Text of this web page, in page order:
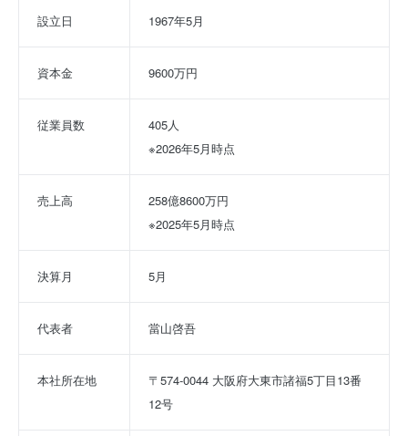
設立日 1967年5月
資本金 9600万円
従業員数
405人
※2026年5月時点
売上高
258億8600万円
※2025年5月時点
決算月 5月
代表者 當山啓吾
本社所在地
〒574-0044 大阪府大東市諸福5丁目13番
12号